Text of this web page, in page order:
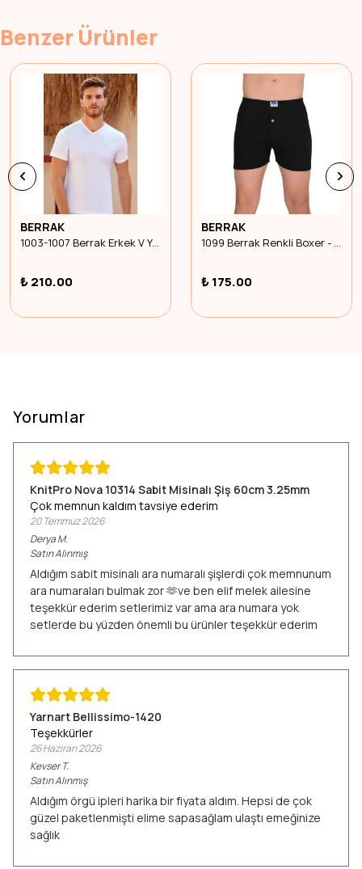
Benzer Ürünler
BERRAK
1003-1007 Berrak Erkek V Yaka - Beyaz - L
₺ 210.00
BERRAK
1099 Berrak Renkli Boxer - Siyah - L
₺ 175.00
Yorumlar
KnitPro Nova 10314 Sabit Misinalı Şiş 60cm 3.25mm
Çok memnun kaldım tavsiye ederim
20 Temmuz 2026
DeryaM.
Satın Alınmış
Aldığım sabit misinalı ara numaralı şişlerdi çok memnunum
ara numaraları bulmak zor 🫶ve ben elif melek ailesine
teşekkür ederim setlerimiz var ama ara numara yok
setlerde bu yüzden önemli bu ürünler teşekkür ederim
Yarnart Bellissimo-1420
Teşekkürler
26 Haziran 2026
Kevser T.
Satın Alınmış
Aldığım örgü ipleri harika bir fiyata aldım. Hepsi de çok
güzel paketlenmişti elime sapasağlam ulaştı emeğinize
sağlık